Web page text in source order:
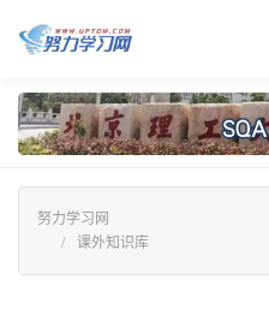
努力学习网
课外知识库